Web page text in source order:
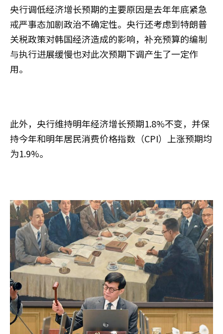
央行调低经济增长预期的主要原因是去年年底紧急
戒严事态加剧政治不确定性。央行还考虑到特朗普
关税政策对韩国经济造成的影响，补充预算的编制
与执行进展缓慢也对此次预期下调产生了一定作
用。
此外，央行维持明年经济增长预期1.8%不变，并保
持今年和明年居民消费价格指数（CPI）上涨预期均
为1.9%。